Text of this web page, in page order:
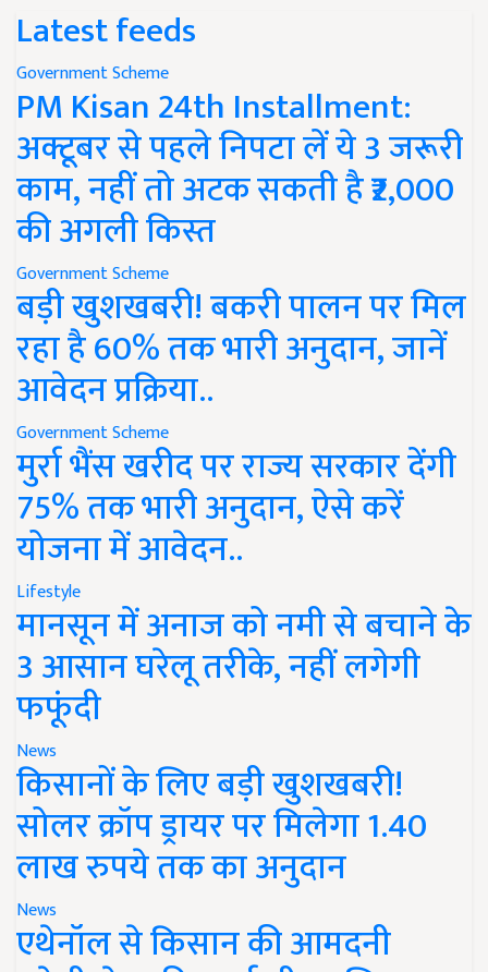
Latest feeds
Government Scheme
PM Kisan 24th Installment:
अक्टूबर से पहले निपटा लें ये 3 जरूरी
काम, नहीं तो अटक सकती है ₹2,000
की अगली किस्त
Government Scheme
बड़ी खुशखबरी! बकरी पालन पर मिल
रहा है 60% तक भारी अनुदान, जानें
आवेदन प्रक्रिया..
Government Scheme
मुर्रा भैंस खरीद पर राज्य सरकार देंगी
75% तक भारी अनुदान, ऐसे करें
योजना में आवेदन..
Lifestyle
मानसून में अनाज को नमी से बचाने के
3 आसान घरेलू तरीके, नहीं लगेगी
फफूंदी
News
किसानों के लिए बड़ी खुशखबरी!
सोलर क्रॉप ड्रायर पर मिलेगा 1.40
लाख रुपये तक का अनुदान
News
एथेनॉल से किसान की आमदनी